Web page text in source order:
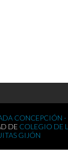
CONCEPCIÓN -
DE COLEGIO DE
GIJÓN